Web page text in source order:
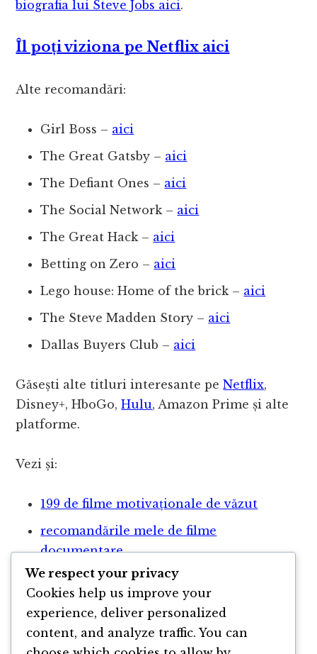
biografia lui Steve Jobs aici.
Îl poți viziona pe Netflix aici
Alte recomandări:
Girl Boss – aici
The Great Gatsby – aici
The Defiant Ones – aici
The Social Network – aici
The Great Hack – aici
Betting on Zero – aici
Lego house: Home of the brick – aici
The Steve Madden Story – aici
Dallas Buyers Club – aici
Găsești alte titluri interesante peNetflix,
Disney+, HboGo,Hulu, Amazon Prime și alte
platforme.
Vezi și:
199 de filme motivaționale de văzut
recomandările mele de filme
documentare
Seriale inspiraționale de văzut
Vezi și
lista de cărți de business
recomandate de antreprenori
We respect your privacy
Cookies help us improve your
experience, deliver personalized
content, and analyze traffic. You can